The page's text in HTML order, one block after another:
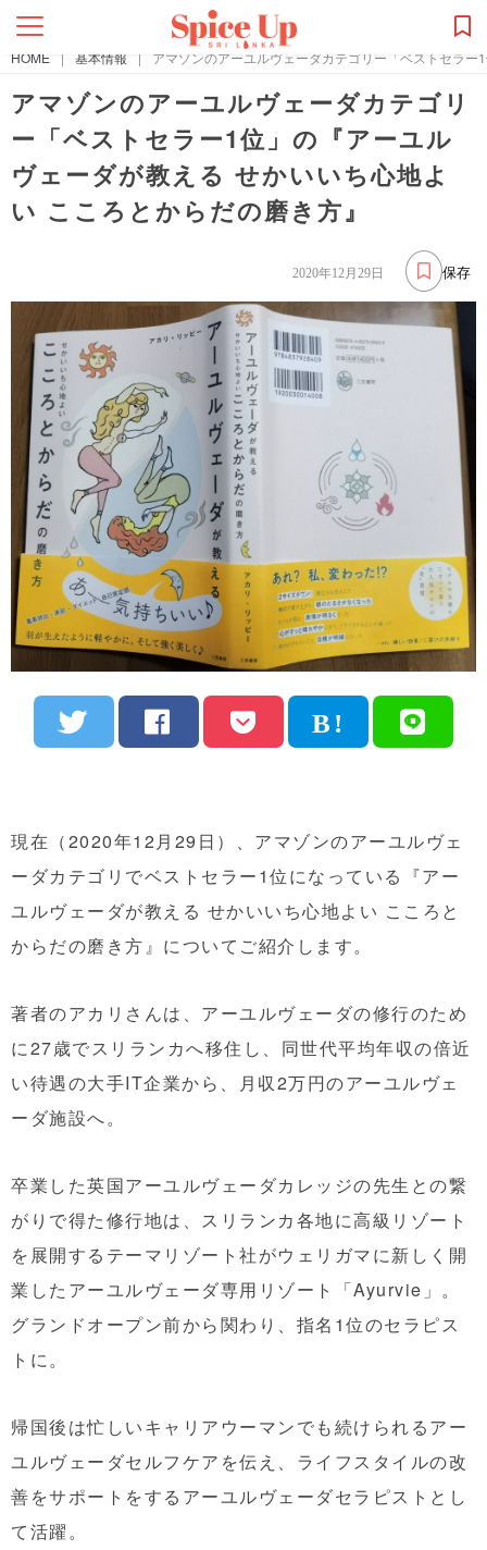
HOME | 基本情報 | アマゾンのアーユルヴェーダカテゴリー「ベストセラ
アマゾンのアーユルヴェーダカテゴリ
ー「ベストセラー1位」の『アーユル
ヴェーダが教える せかいいち心地よ
い こころとからだの磨き方』
保存
2020年12月29日
現在（2020年12月29日）、アマゾンのアーユルヴェ
ーダカテゴリでベストセラー1位になっている『アー
ユルヴェーダが教える せかいいち心地よい こころと
からだの磨き方』についてご紹介します。
著者のアカリさんは、アーユルヴェーダの修行のため
に27歳でスリランカへ移住し、同世代平均年収の倍近
い待遇の大手IT企業から、月収2万円のアーユルヴェ
ーダ施設へ。
卒業した英国アーユルヴェーダカレッジの先生との繋
がりで得た修行地は、スリランカ各地に高級リゾート
を展開するテーマリゾート社がウェリガマに新しく開
業したアーユルヴェーダ専用リゾート「Ayurvie」。
グランドオープン前から関わり、指名1位のセラピス
トに。
帰国後は忙しいキャリアウーマンでも続けられるアー
ユルヴェーダセルフケアを伝え、ライフスタイルの改
善をサポートをするアーユルヴェーダセラピストとし
て活躍。